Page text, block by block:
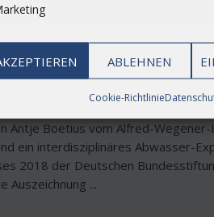
ABLEHNEN
Cookie-Richtlinie
2018 würdigt
Antje Boetius vom Alfred-
ein interdisziplinäres Abwasser-
2018 der Deutschen
...